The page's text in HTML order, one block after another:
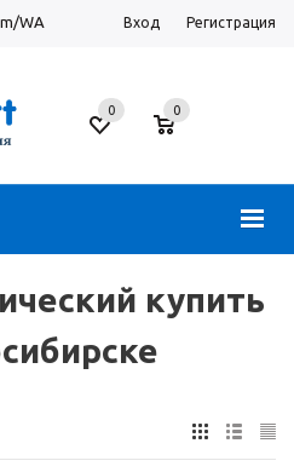
WA Вход Регистрация
Новосибирск
ул.
0
0
купить